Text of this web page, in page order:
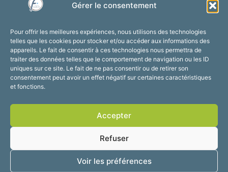
Gérer le consentement
Pour offrir les meilleures expériences, nous utilisons des technologies
telles que les cookies pour stocker et/ou accéder aux informations des
appareils. Le fait de consentir à ces technologies nous permettra de
traiter des données telles que le comportement de navigation ou les ID
uniques sur ce site. Le fait de ne pas consentir ou de retirer son
consentement peut avoir un effet négatif sur certaines caractéristiques
et fonctions.
Accepter
Refuser
Voir les préférences
Institutions Saint-Pierre